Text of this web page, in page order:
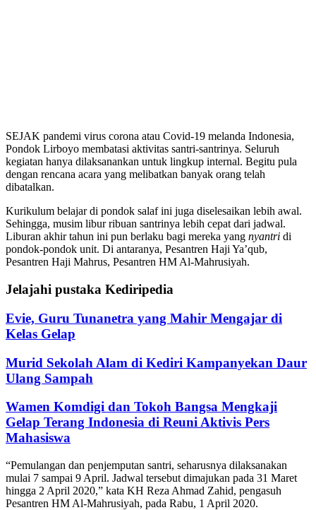
SEJAK pandemi virus corona atau Covid-19 melanda Indonesia,
Pondok Lirboyo membatasi aktivitas santri-santrinya. Seluruh
kegiatan hanya dilaksanankan untuk lingkup internal. Begitu pula
dengan rencana acara yang melibatkan banyak orang telah
dibatalkan.
Kurikulum belajar di pondok salaf ini juga diselesaikan lebih awal.
Sehingga, musim libur ribuan santrinya lebih cepat dari jadwal.
Liburan akhir tahun ini pun berlaku bagi mereka yang nyantri di
pondok-pondok unit. Di antaranya, Pesantren Haji Ya’qub,
Pesantren Haji Mahrus, Pesantren HM Al-Mahrusiyah.
Jelajahi pustaka Kediripedia
Evie, Guru Tunanetra yang Mahir Mengajar di
Kelas Gelap
Murid Sekolah Alam di Kediri Kampanyekan Daur
Ulang Sampah
Wamen Komdigi dan Tokoh Bangsa Mengkaji
Gelap Terang Indonesia di Reuni Aktivis Pers
Mahasiswa
“Pemulangan dan penjemputan santri, seharusnya dilaksanakan
mulai 7 sampai 9 April. Jadwal tersebut dimajukan pada 31 Maret
hingga 2 April 2020,” kata KH Reza Ahmad Zahid, pengasuh
Pesantren HM Al-Mahrusiyah, pada Rabu, 1 April 2020.